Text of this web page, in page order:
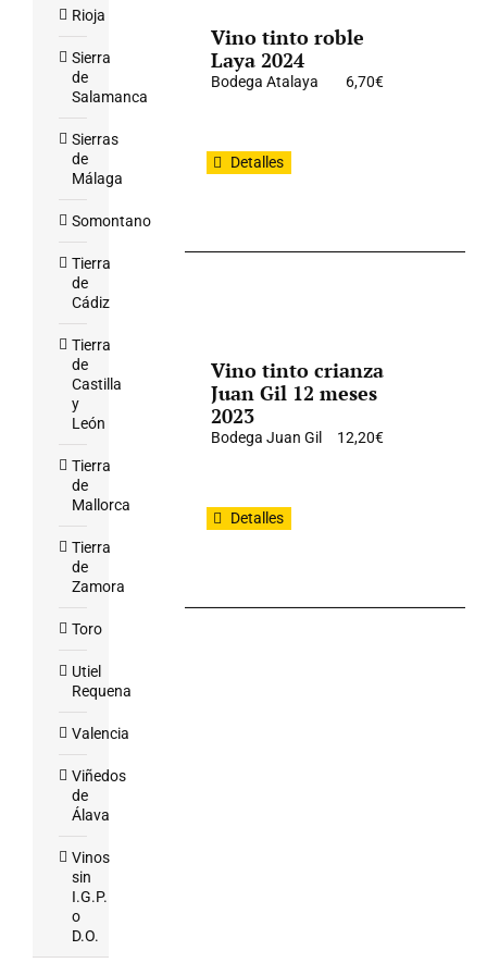
Vino tinto roble
Laya 2024
Bodega Atalaya 6,70€
Detalles
Vino tinto crianza
Juan Gil 12 meses
2023
Bodega Juan Gil 12,20€
Detalles
Rioja
Sierra
de
Salamanca
Sierras
de
Málaga
Somontano
Tierra
de
Cádiz
Tierra
de
Castilla
y
León
Tierra
de
Mallorca
Tierra
de
Zamora
Toro
Utiel
Requena
Valencia
Viñedos
de
Álava
Vinos
sin
I.G.P.
o
D.O.